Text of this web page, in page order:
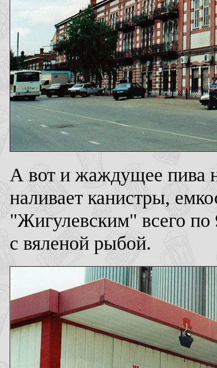
А вот и жаждущее пива
наливает канистры,
"Жигулевским" всего по
с вяленой рыбой.